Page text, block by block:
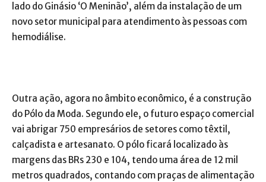
lado do Ginásio ‘O Meninão’, além da instalação de um
novo setor municipal para atendimento às pessoas com
hemodiálise.
Outra ação, agora no âmbito econômico, é a construção
do Pólo da Moda. Segundo ele, o futuro espaço comercial
vai abrigar 750 empresários de setores como têxtil,
calçadista e artesanato. O pólo ficará localizado às
margens das BRs 230 e 104, tendo uma área de 12 mil
metros quadrados, contando com praças de alimentação